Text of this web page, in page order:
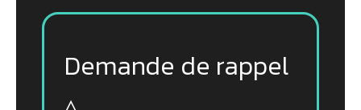
Demande de rappel